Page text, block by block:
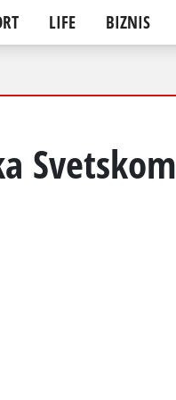
LIFE BIZNIS
Svetskom